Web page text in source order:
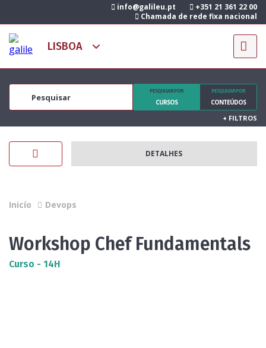
info@galileu.pt
+351 21 361 22 00
Chamada de rede fixa nacional
PESQUISAR POR
CURSOS
PESQUISAR POR
CONTEÚDOS
+ FILTROS
DETALHES
Inicío Devops
Workshop Chef Fundamentals
Curso - 14H